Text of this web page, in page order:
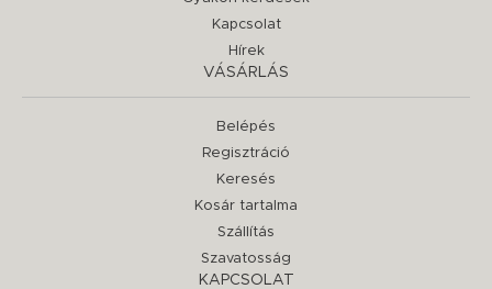
Kapcsolat
Hírek
VÁSÁRLÁS
Belépés
Regisztráció
Keresés
Kosár tartalma
Szállítás
Szavatosság
KAPCSOLAT